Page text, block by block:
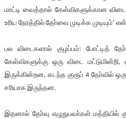
மாட்டி வைத்தால் கேள்விகளுக்கான
உரிய நேரத்தில் தோ்வை முடிக்க முடியும்’
பல விடைகளால் குழப்பம்: போட்டித்
கேள்விகளுக்கு ஒரு விடை
இருக்கின்றன. கடந்த குரூப் 4 தோ்வில்
சரியாக இருந்தன.
இதனால் தோ்வு எழுதுபவா்கள் மத்தியில்